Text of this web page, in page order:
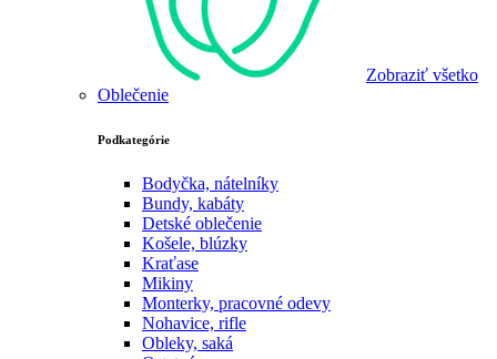
Zobraziť všetko
Oblečenie
Podkategórie
Bodyčka, nátelníky
Bundy, kabáty
Detské oblečenie
Košele, blúzky
Kraťase
Mikiny
Monterky, pracovné odevy
Nohavice, rifle
Obleky, saká